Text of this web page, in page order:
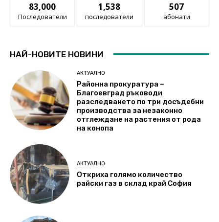
83,000
Последователи
1,538
последователи
507
абонати
НАЙ-НОВИТЕ НОВИНИ
АКТУАЛНО
Районна прокуратура –
Благоевград ръководи
разследването по три досъдебни
производства за незаконно
отглеждане на растения от рода
на конопа
АКТУАЛНО
Откриха голямо количество
райски газ в склад край София